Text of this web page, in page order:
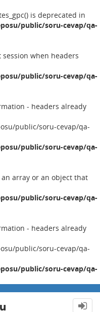
is deprecated in
public/soru-cevap/qa-
session when headers
public/soru-cevap/qa-
- headers already
public/soru-cevap/qa-
public/soru-cevap/qa-
array or an object that
public/soru-cevap/qa-
- headers already
public/soru-cevap/qa-
public/soru-cevap/qa-